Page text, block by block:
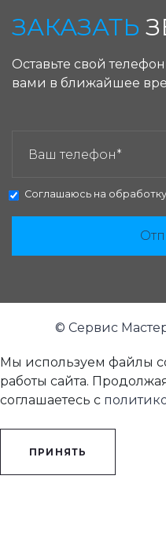
ЗАКАЗАТЬ
Оставьте свой
вами в ближайшее
Соглашаюсь на
© Сервис
Мы используем файлы
работы сайта.
соглашаетесь с
ПРИНЯТЬ